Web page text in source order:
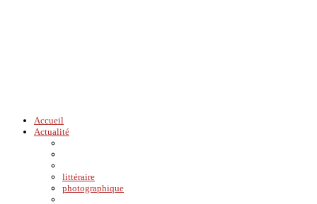
Accueil
Actualité
littéraire
photographique